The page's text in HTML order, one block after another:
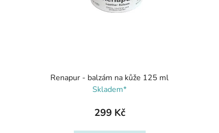
Renapur - balzám na kůže 125 ml
Skladem*
299 Kč